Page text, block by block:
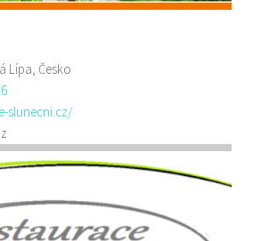
Lípa, Česko
slunecni.cz/